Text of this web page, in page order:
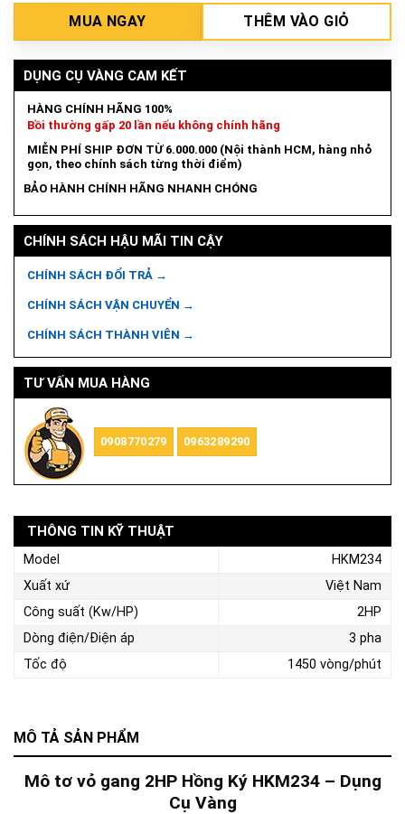
MUA NGAY THÊM VÀO GIỎ
DỤNG CỤ VÀNG CAM KẾT
HÀNG CHÍNH HÃNG 100%
Bồi thường gấp 20 lần nếu không chính hãng
MIỄN PHÍ SHIP ĐƠN TỪ 6.000.000 (Nội thành HCM, hàng nhỏ
gọn, theo chính sách từng thời điểm)
BẢO HÀNH CHÍNH HÃNG NHANH CHÓNG
CHÍNH SÁCH HẬU MÃI TIN CẬY
CHÍNH SÁCH ĐỔI TRẢ →
CHÍNH SÁCH VẬN CHUYỂN →
CHÍNH SÁCH THÀNH VIÊN →
TƯ VẤN MUA HÀNG
0908770279 0963289290
MÔ TẢ SẢN PHẨM
Mô tơ vỏ gang 2HP Hồng Ký HKM234 – Dụng
Cụ Vàng
THÔNG TIN KỸ THUẬT
Model
HKM234
Xuất xứ
Việt Nam
Công suất (Kw/HP)
2HP
Dòng điện/Điện áp
3 pha
Tốc độ
1450 vòng/phút